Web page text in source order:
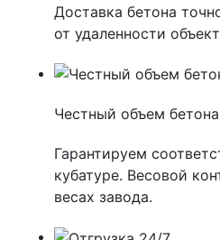
Доставка бетона
от удаленности
Честный объем бетона
Гарантируем
кубатуре. Весовой
весах завода.